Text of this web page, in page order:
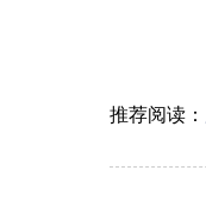
推荐阅读：